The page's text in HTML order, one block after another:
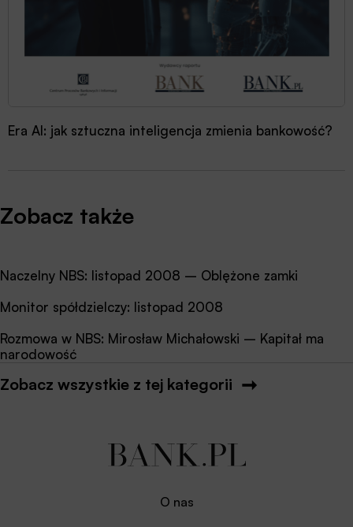
Era AI: jak sztuczna inteligencja zmienia bankowość?
Zobacz także
Naczelny NBS: listopad 2008 – Oblężone zamki
Monitor spółdzielczy: listopad 2008
Rozmowa w NBS: Mirosław Michałowski – Kapitał ma
narodowość
Zobacz wszystkie z tej kategorii
O nas